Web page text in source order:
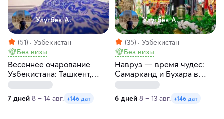
Улугбек А.
(51)
Узбекистан
Без визы
Весеннее очарование
Узбекистана: Ташкент,
Бухара и Самарканд за 7
7 дней 8 – 14 авг. +146 дат
Улугбек А.
(35)
Узбекистан
Без визы
Навруз — время чудес:
Самарканд и Бухара в
цвету за 6 дней
6 дней 8 – 13 авг. +146 дат